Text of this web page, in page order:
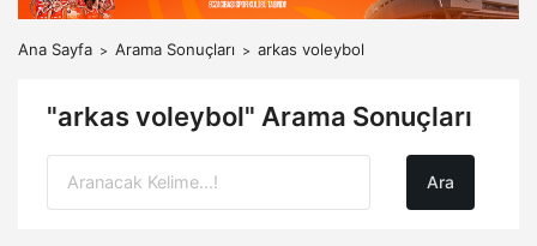
Ana Sayfa Arama Sonuçları arkas voleybol
"arkas voleybol" Arama Sonuçları